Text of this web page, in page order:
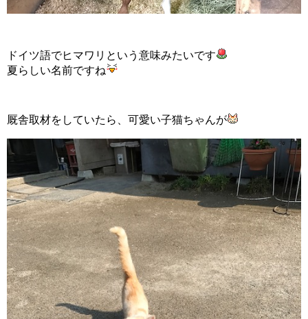
ドイツ語でヒマワリという意味みたいです
夏らしい名前ですね
厩舎取材をしていたら、可愛い子猫ちゃんが